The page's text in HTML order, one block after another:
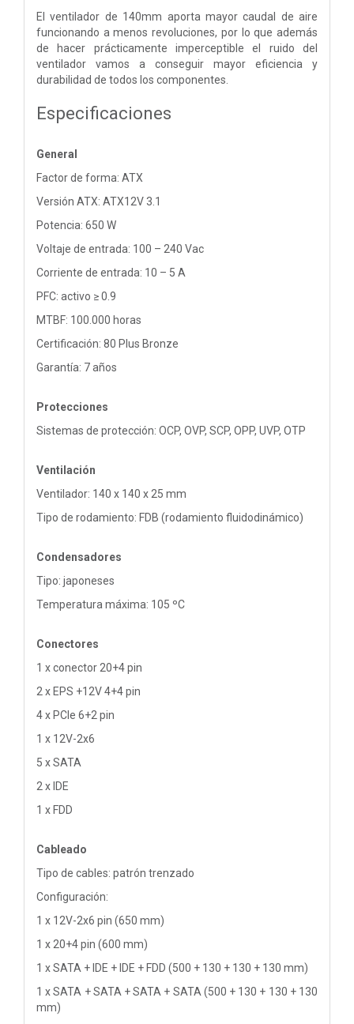
El ventilador de 140mm aporta mayor caudal de aire
funcionando a menos revoluciones, por lo que además
de hacer prácticamente imperceptible el ruido del
ventilador vamos a conseguir mayor eficiencia y
durabilidad de todos los componentes.
Especificaciones
General
Factor de forma: ATX
Versión ATX: ATX12V 3.1
Potencia: 650 W
Voltaje de entrada: 100 – 240 Vac
Corriente de entrada: 10 – 5 A
PFC: activo ≥ 0.9
MTBF: 100.000 horas
Certificación: 80 Plus Bronze
Garantía: 7 años
Protecciones
Sistemas de protección: OCP, OVP, SCP, OPP, UVP, OTP
Ventilación
Ventilador: 140 x 140 x 25 mm
Tipo de rodamiento: FDB (rodamiento fluidodinámico)
Condensadores
Tipo: japoneses
Temperatura máxima: 105 ºC
Conectores
1 x conector 20+4 pin
2 x EPS +12V 4+4 pin
4 x PCIe 6+2 pin
1 x 12V-2x6
5 x SATA
2 x IDE
1 x FDD
Cableado
Tipo de cables: patrón trenzado
Configuración:
1 x 12V-2x6 pin (650 mm)
1 x 20+4 pin (600 mm)
1 x SATA + IDE + IDE + FDD (500 + 130 + 130 + 130 mm)
1 x SATA + SATA + SATA + SATA (500 + 130 + 130 + 130
mm)